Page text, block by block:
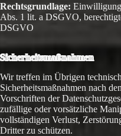
Rechtsgrundlage:
Abs. 1 lit. a DSGVO,
DSGVO
Sicherheitsmaßnahmen
Wir treffen im Übrigen
Sicherheitsmaßnahmen nach
Vorschriften der
zufällige oder vorsätzliche
vollständigen Verlust,
Dritter zu schützen.